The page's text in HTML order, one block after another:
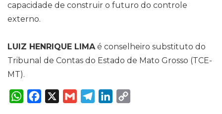
capacidade de construir o futuro do controle
externo.
LUIZ HENRIQUE LIMAé conselheiro substituto do
Tribunal de Contas do Estado de Mato Grosso (TCE-
MT).
W
h
F
a
X
G
m
T
e
L